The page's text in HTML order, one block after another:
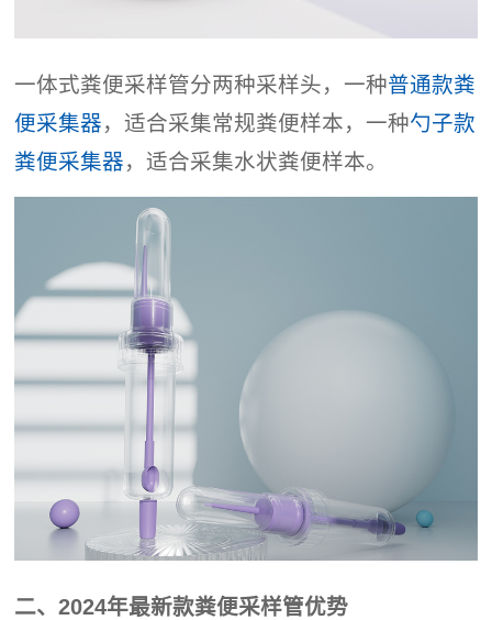
一体式粪便采样管分两种采样头，一种普通款粪
便采集器，适合采集常规粪便样本，一种勺子款
粪便采集器，适合采集水状粪便样本。
二、2024年最新款粪便采样管优势